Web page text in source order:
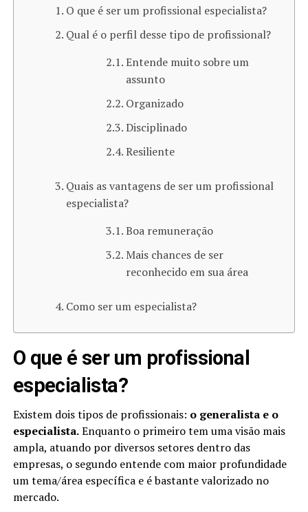
O que é ser um profissional especialista?
Qual é o perfil desse tipo de profissional?
Entende muito sobre um
assunto
Organizado
Disciplinado
Resiliente
Quais as vantagens de ser um profissional
especialista?
Boa remuneração
Mais chances de ser
reconhecido em sua área
Como ser um especialista?
O que é ser um profissional
especialista?
Existem dois tipos de profissionais: o generalista e o
especialista.Enquanto o primeiro tem uma visão mais
ampla, atuando por diversos setores dentro das
empresas, o segundo entende com maior profundidade
um tema/área específica e é bastante valorizado no
mercado.